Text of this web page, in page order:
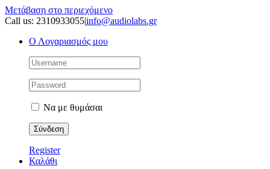
Μετάβαση στο περιεχόμενο
Call us: 2310933055|info@audiolabs.gr
Ο Λογαριασμός μου
Να με θυμάσαι
Register
Καλάθι